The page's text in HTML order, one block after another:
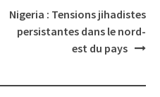
Nigeria : Tensions jihadistes
persistantes dans le nord-
est du pays